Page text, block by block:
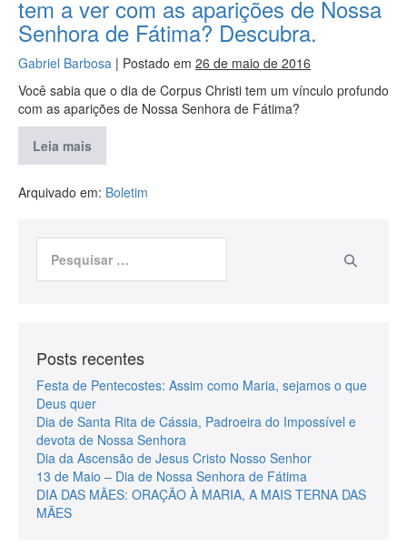
tem a ver com as aparições de Nossa
Senhora de Fátima? Descubra.
Gabriel Barbosa | Postado em 26 de maio de 2016
Você sabia que o dia de Corpus Christi tem um vínculo profundo
com as aparições de Nossa Senhora de Fátima?
Leia mais
Arquivado em: Boletim
Posts recentes
Festa de Pentecostes: Assim como Maria, sejamos o que
Deus quer
Dia de Santa Rita de Cássia, Padroeira do Impossível e
devota de Nossa Senhora
Dia da Ascensão de Jesus Cristo Nosso Senhor
13 de Maio – Dia de Nossa Senhora de Fátima
DIA DAS MÃES: ORAÇÃO À MARIA, A MAIS TERNA DAS
MÃES